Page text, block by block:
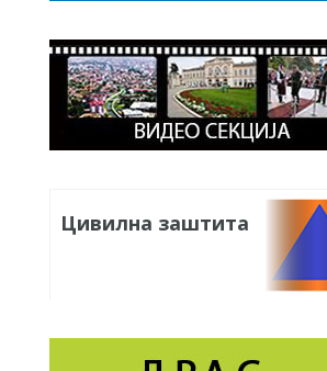
Цивилна заштита